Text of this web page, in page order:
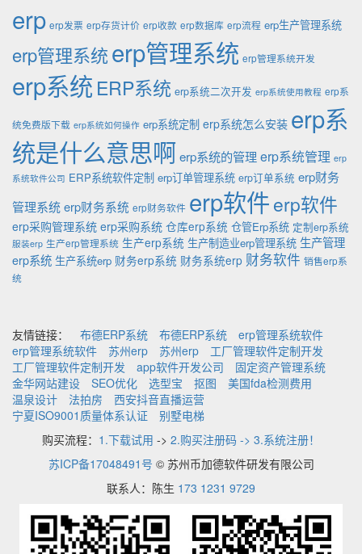
erp erp发票 erp存货计价 erp收款 erp数据库 erp流程 erp生产管理系统
erp管理系统erp管理系统 erp管理系统开发
erp系统 ERP系统 erp系统二次开发 erp系统使用教程 erp系
统免费版下载 erp系统如何操作 erp系统定制 erp系统怎么安装 erp系
统是什么意思啊erp系统的管理erp系统管理 erp
系统软件公司 ERP系统软件定制 erp订单管理系统 erp订单系统 erp财务
管理系统erp财务系统 erp财务软件 erp软件erp软件
erp采购管理系统 erp采购系统 仓库erp系统 仓管Erp系统 定制erp系统
服装erp 生产erp管理系统 生产erp系统 生产制造业erp管理系统 生产管理
erp系统 生产系统erp 财务erp系统 财务系统erp 财务软件 销售erp系
统
友情链接： 布德ERP系统 布德ERP系统
erp管理系统软件
erp管理系统软件
苏州erp 苏州erp
工厂管理软件定制开发
工厂管理软件定制开发
app软件开发公司
固定资产管理系统
金华网站建设
SEO优化 选型宝 抠图
美国fda检测费用
温泉设计
法拍房
西安抖音直播运营
宁夏ISO9001质量体系认证
别墅电梯
购买流程： 1.下载试用 -> 2.购买注册码 -> 3.系统注册！
苏ICP备17048491号 © 苏州币加德软件研发有限公司
联系人：陈生 173 1231 9729